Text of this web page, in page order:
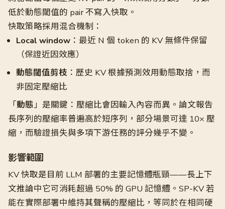
低於動態閾值的 pair 不寫入快取。
快取策略採用混合機制：
Local window ：最近 N 個 token 的 KV 無條件保留
（保證近因效應）
動態閾值剪枝 ：歷史 KV 根據預測效用動態取捨，而
非固定壓縮比
「動態」是關鍵：壓縮比會因輸入內容而異。論文報告
長序列的壓縮率普遍高於短序列，部分場景可達 10× 壓
縮，而驗證損失與多項下游任務的評分幾乎不變。
影響範圍
KV 快取是目前 LLM 部署的主要記憶體瓶頸——長上下
文推論中它可消耗超過 50% 的 GPU 記憶體。SP-KV 若
能在實際部署中維持其聲稱的壓縮比，等同於在相同硬